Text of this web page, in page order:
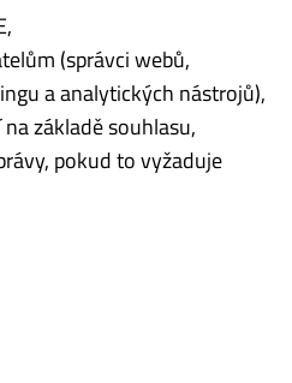
(správci webů,
a analytických nástrojů),
základě souhlasu,
pokud to vyžaduje